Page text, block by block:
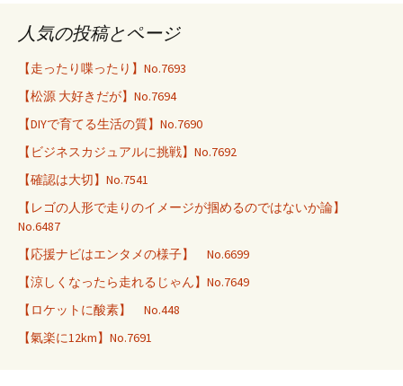
人気の投稿とページ
【走ったり喋ったり】No.7693
【松源 大好きだが】No.7694
【DIYで育てる生活の質】No.7690
【ビジネスカジュアルに挑戦】No.7692
【確認は大切】No.7541
【レゴの人形で走りのイメージが掴めるのではないか論】
No.6487
【応援ナビはエンタメの様子】 No.6699
【涼しくなったら走れるじゃん】No.7649
【ロケットに酸素】 No.448
【氣楽に12km】No.7691